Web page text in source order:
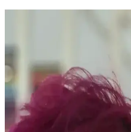
Yaşlanma ile makyajın
belirgindir. Doğru nemlendirme,
uygulama teknikleriyle bu sorun
Kuru Ciltlerde Makyaj
Yöntemleri: hEDS ve Cilt